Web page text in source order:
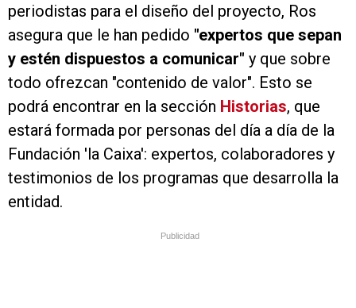
periodistas para el diseño del proyecto, Ros
asegura que le han pedido "expertos que sepan
y estén dispuestos a comunicar" y que sobre
todo ofrezcan "contenido de valor". Esto se
podrá encontrar en la sección Historias, que
estará formada por personas del día a día de la
Fundación 'la Caixa': expertos, colaboradores y
testimonios de los programas que desarrolla la
entidad.
Publicidad